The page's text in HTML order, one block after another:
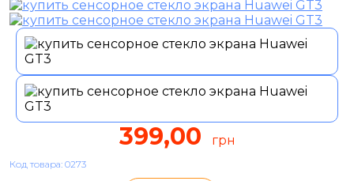
399,00 грн
Код товара: 0273